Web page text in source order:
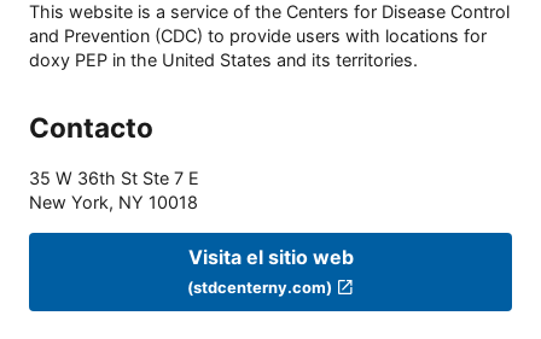
This website is a service of the Centers for Disease Control
and Prevention (CDC) to provide users with locations for
doxy PEP in the United States and its territories.
Contacto
35 W 36th St Ste 7 E
New York, NY 10018
Visita el sitio web
(stdcenterny.com)